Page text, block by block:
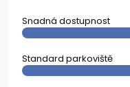
Snadná dostupnost
Standard parkoviště